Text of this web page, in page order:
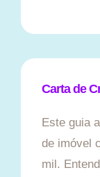
Carta de
Este guia
de imóvel
mil.